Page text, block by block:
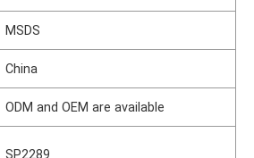
MSDS
China
ODM and OEM are available
SP2289